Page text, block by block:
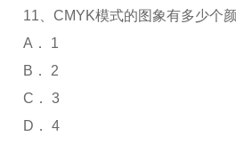
11
CMYK模式的图象有多少个
A ．
1
B ．
2
C ．
3
D ．
4